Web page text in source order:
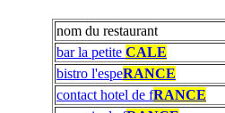
nom du restaurant
bar la petite CALE
bistro l'espeRANCE
contact hotel de fRANCE